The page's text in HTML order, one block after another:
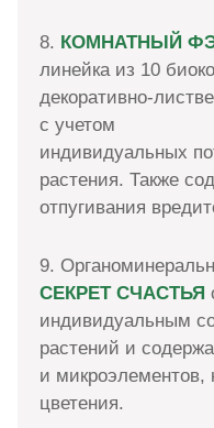
8. КОМНАТНЫЙ
линейка из 10
декоративно-
с учетом
индивидуальных
растения. Также
отпугивания
9.
СЕКРЕТ СЧАСТЬЯ
индивидуальным
растений и
и
цветения.